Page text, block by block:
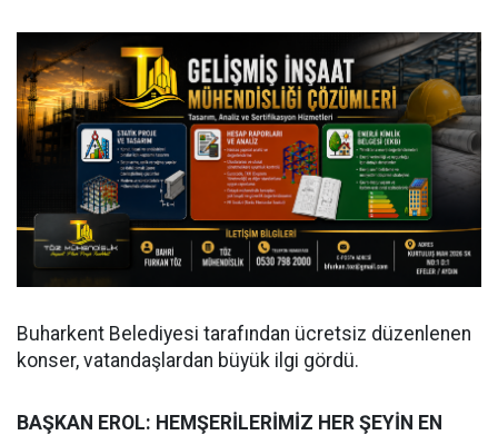
Buharkent Belediyesi tarafından ücretsiz düzenlenen
konser, vatandaşlardan büyük ilgi gördü.
BAŞKAN EROL: HEMŞERİLERİMİZ HER ŞEYİN EN